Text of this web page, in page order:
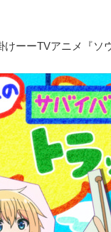
ーーTVアニメ『